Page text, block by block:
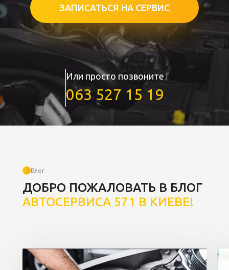
ЗАПИСАТЬСЯ НА СЕРВИС
Или просто позвоните
063 527 15 19
Блог
ДОБРО ПОЖАЛОВАТЬ В БЛОГ
АВТОСЕРВИСА 571 В КИЕВЕ!